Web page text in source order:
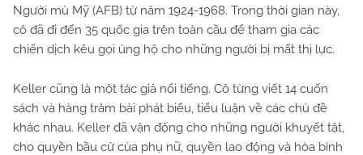
Người mù Mỹ (AFB) từ năm 1924-1968. Trong thời gian này,
cô đã đi đến 35 quốc gia trên toàn cầu để tham gia các
chiến dịch kêu gọi ủng hộ cho những người bị mất thị lực.
Keller cũng là một tác giả nổi tiếng. Cô từng viết 14 cuốn
sách và hàng trăm bài phát biểu, tiểu luận về các chủ đề
khác nhau. Keller đã vận động cho những người khuyết tật,
cho quyền bầu cử của phụ nữ, quyền lao động và hòa bình